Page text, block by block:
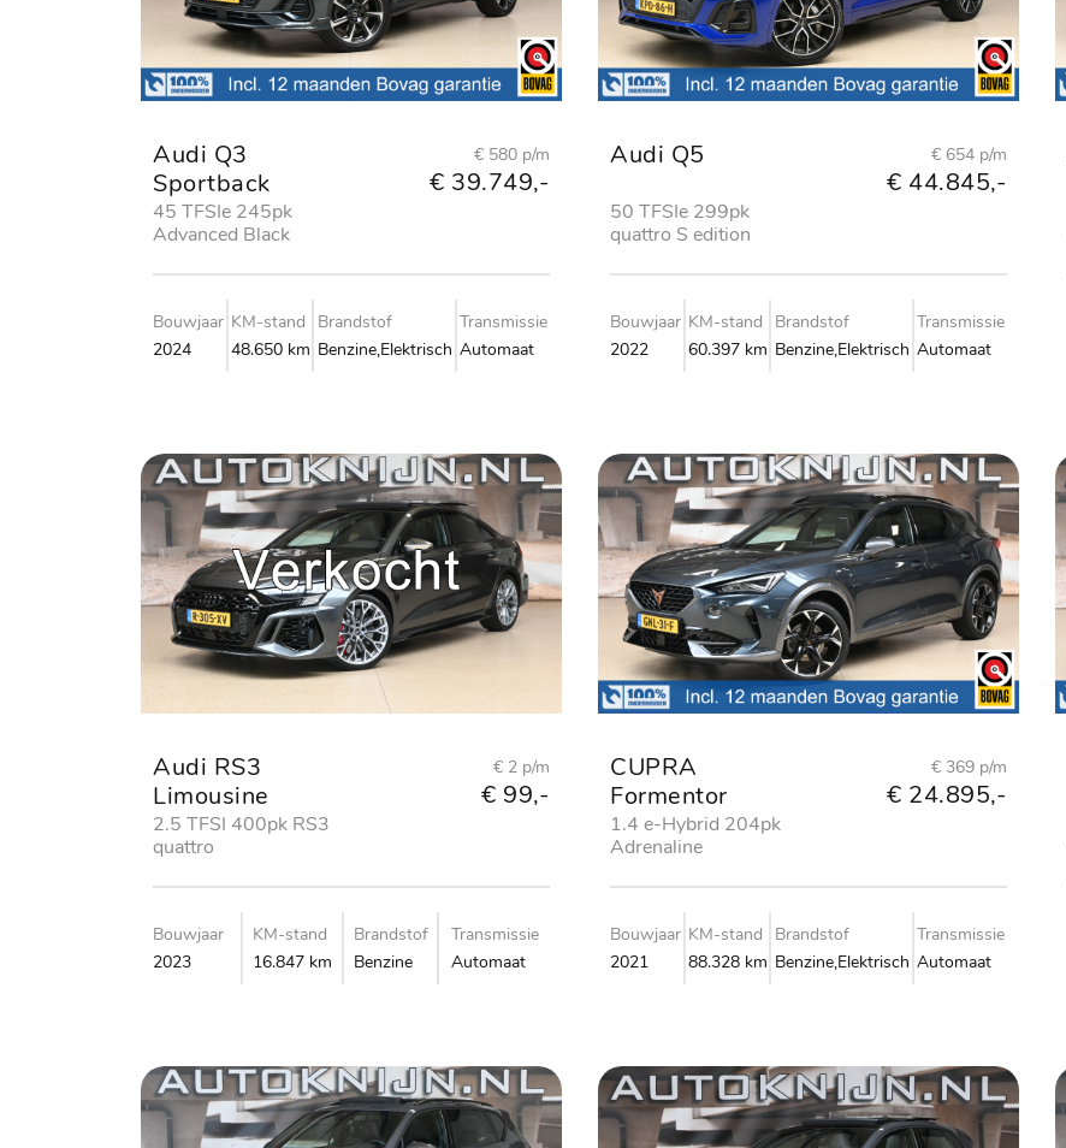
Audi Q3
Sportback
45 TFSIe 245pk
Advanced Black
€ 580 p/m
€ 39.749,-
Bouwjaar
2024
KM-stand
48.650 km
Brandstof
Benzine,Elektrisch
Transmissie
Automaat
Audi Q5
50 TFSIe 299pk
quattro S edition
€ 654 p/m
€ 44.845,-
Bouwjaar
2022
KM-stand
60.397 km
Brandstof
Benzine,Elektrisch
Transmissie
Automaat
Audi RS3
Limousine
2.5 TFSI 400pk RS3
quattro
€ 2 p/m
€ 99,-
Bouwjaar
2023
KM-stand
16.847 km
Brandstof
Benzine
Transmissie
Automaat
CUPRA
Formentor
1.4 e-Hybrid 204pk
Adrenaline
€ 369 p/m
€ 24.895,-
Bouwjaar
2021
KM-stand
88.328 km
Brandstof
Benzine,Elektrisch
Transmissie
Automaat